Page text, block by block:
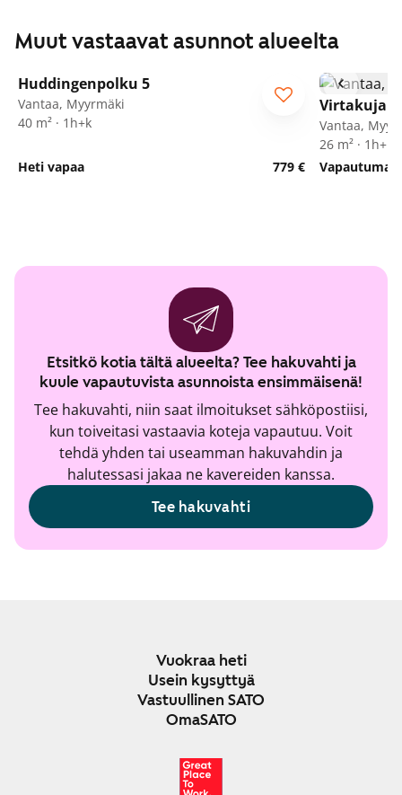
Muut vastaavat asunnot alueelta
ARA
Huddingenpolku 5
Vantaa, Myyrmäki
40 m² · 1h+k
Heti vapaa 779 €
Virtakuja 6
Vantaa,
26 m² · 1h+kt
Etsitkö kotia tältä alueelta? Tee hakuvahti ja
kuule vapautuvista asunnoista ensimmäisenä!
Tee hakuvahti, niin saat ilmoitukset sähköpostiisi,
kun toiveitasi vastaavia koteja vapautuu. Voit
tehdä yhden tai useamman hakuvahdin ja
halutessasi jakaa ne kavereiden kanssa.
Tee hakuvahti
Vuokraa heti
Usein kysyttyä
Vastuullinen SATO
OmaSATO